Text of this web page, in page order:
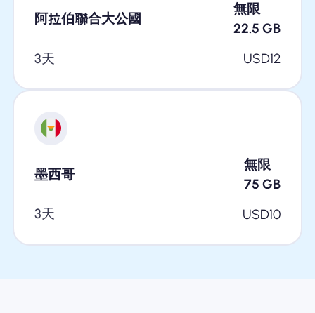
阿拉伯聯合大公國
無限
22.5 GB
3天
USD12
墨西哥
無限
75 GB
3天
USD10